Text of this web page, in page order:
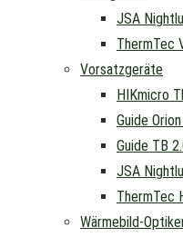
JSA
ThermTec
Vorsatzgeräte
HIKmicro
Guide
Guide TB
JSA
ThermTec
Wärmebild-